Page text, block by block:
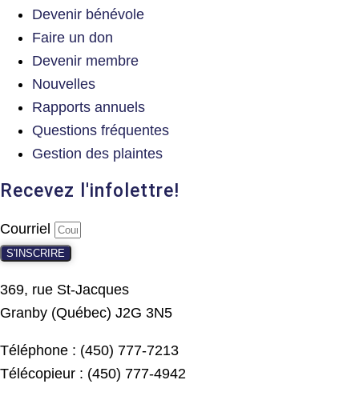
Devenir bénévole
Faire un don
Devenir membre
Nouvelles
Rapports annuels
Questions fréquentes
Gestion des plaintes
Recevez l'infolettre!
Courriel
S'INSCRIRE
369, rue St-Jacques
Granby (Québec) J2G 3N5
Téléphone : (450) 777-7213
Télécopieur : (450) 777-4942